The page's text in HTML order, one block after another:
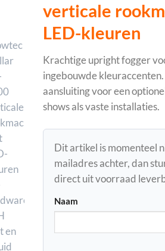
verticale
LED-kleuren
Krachtige upright fogger
ingebouwde
aansluiting voor een
shows als vaste installaties.
Dit artikel is momenteel
mailadres achter, dan
direct uit voorraad
Naam